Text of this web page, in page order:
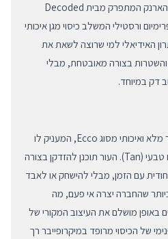
למכשיר שלכם? הכירו את כיסוי הארנק המתפרק מבית Decoded
פרימיום ורסטילי המשלב כיסוי מגן איכותי
האידיאלי למי שרוצה לשאת את
והשטרות בצורה מאובטחת, מבלי
דק במיוחד.
הכיסוי של Decoded עשוי מעור מלא ואיכותי מסוג Ecco, המעניק לו
מראה מתוחכם וקלאסי בגוון חום טבעי (Tan). העור תוכנן להזדקן בצורה
עם הזמן, מבלי להישחק או לאבד
שהחברה יצרה אי פעם, מה
באופן מושלם את העיצוב המקורי של
הפנימי של הכיסוי מרופד במיקרופייבר רך